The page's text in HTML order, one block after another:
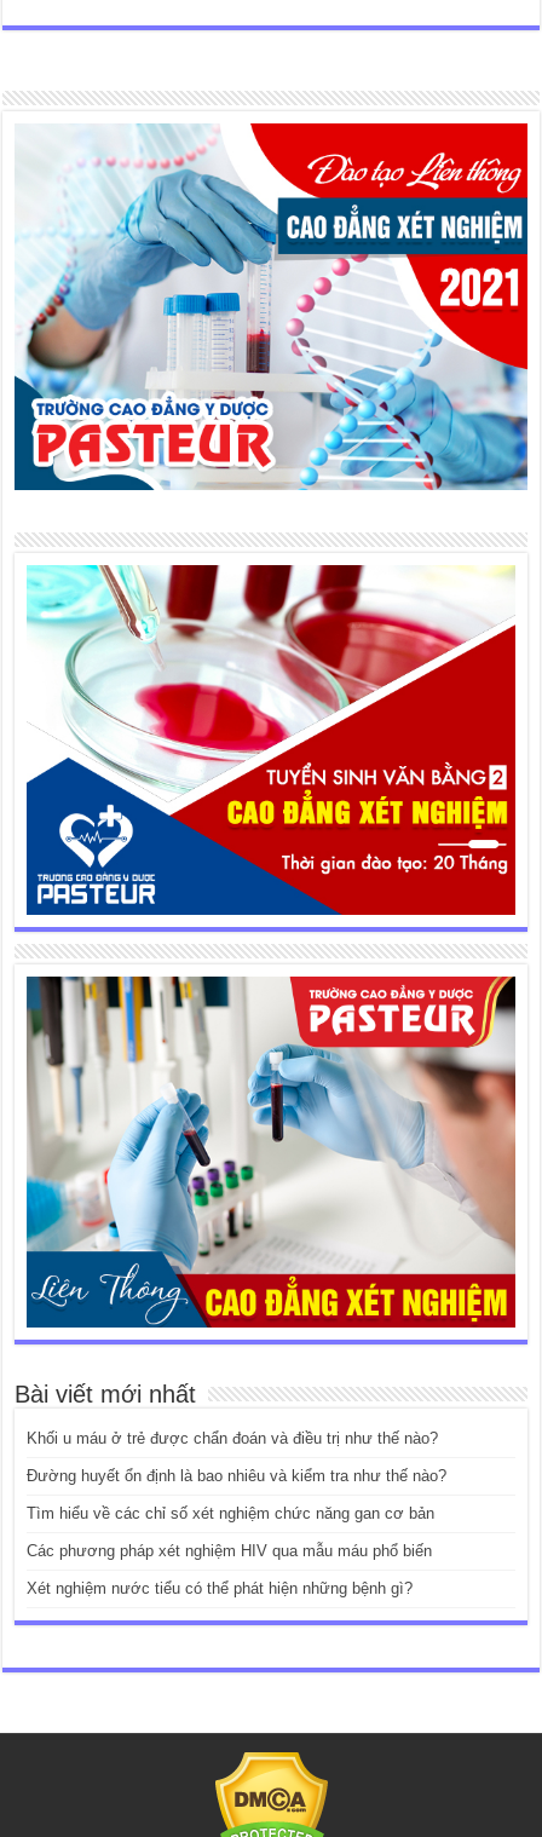
Bài viết mới nhất
Khối u máu ở trẻ được chẩn đoán và điều trị như thế nào?
Đường huyết ổn định là bao nhiêu và kiểm tra như thế nào?
Tìm hiểu về các chỉ số xét nghiệm chức năng gan cơ bản
Các phương pháp xét nghiệm HIV qua mẫu máu phổ biến
Xét nghiệm nước tiểu có thể phát hiện những bệnh gì?